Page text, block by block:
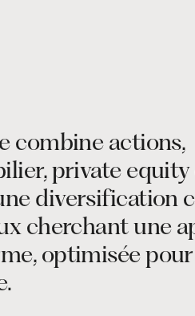
combine actions,
private equity
diversification
cherchant une
optimisée